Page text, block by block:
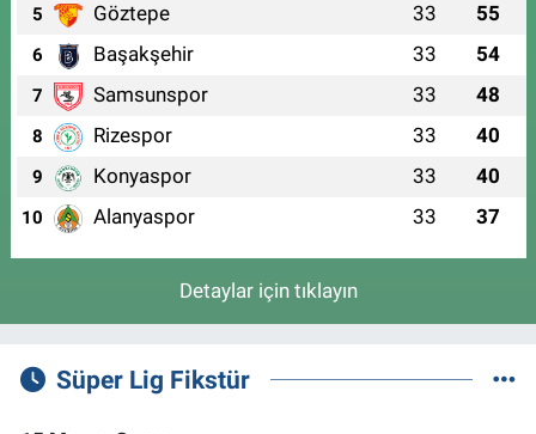
5 Göztepe 33 55
6 Başakşehir 33 54
7 Samsunspor 33 48
8 Rizespor 33 40
9 Konyaspor 33 40
10 Alanyaspor 33 37
Detaylar için tıklayın
Süper Lig Fikstür